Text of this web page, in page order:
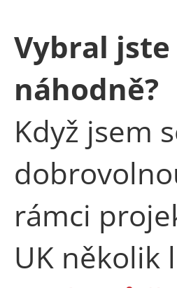
Vybral jste
náhodně?
Když jsem
rámci
UK několik